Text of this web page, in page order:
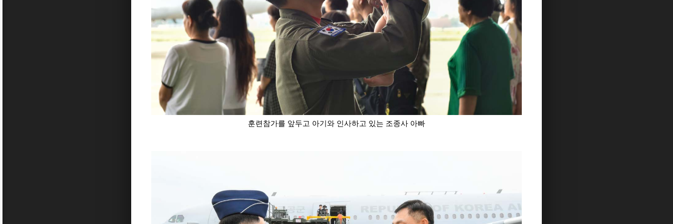
훈련참가를 앞두고 아기와 인사하고 있는 조종사 아빠